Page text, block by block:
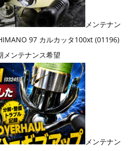
メンテナン
97 カルカッタ100xt (01196)
メンテナンス希望
メンテナン